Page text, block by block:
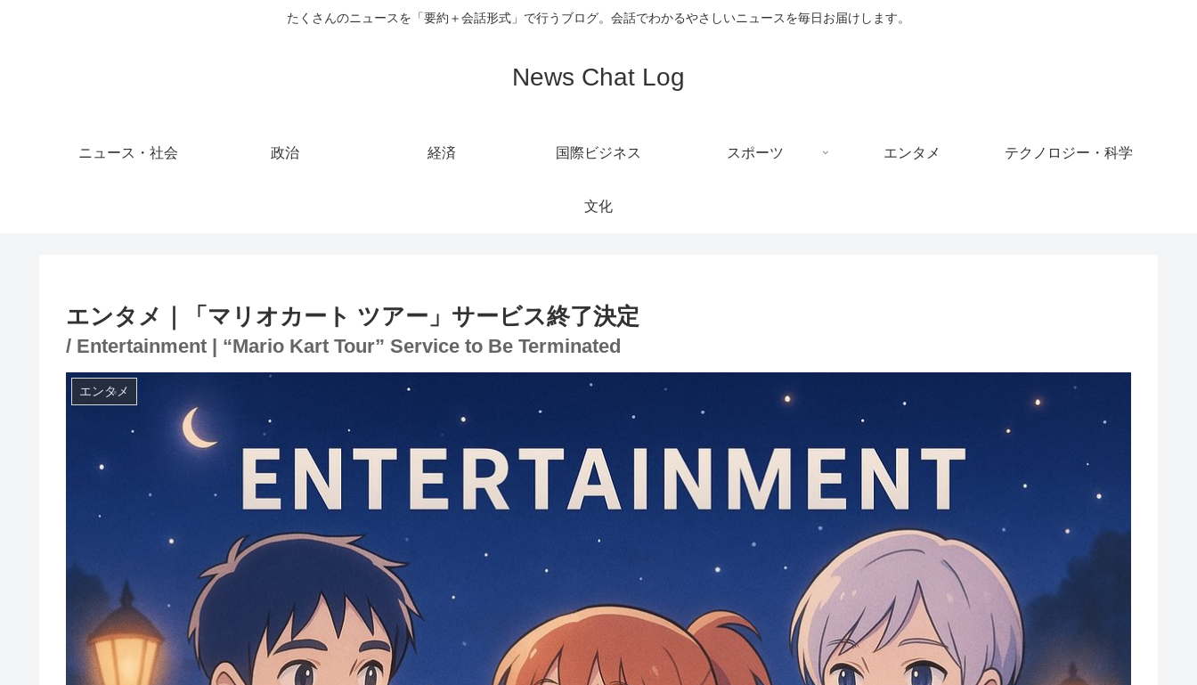
たくさんのニュースを「要約＋会話形式」で行うブログ。会話でわかるやさしいニュースを毎日お届けします。
News Chat Log
ニュース・社会 政治 経済 国際ビジネス スポーツ エンタメ テクノロジー・科学
文化
エンタメ｜「マリオカート ツアー」サービス終了決定
/ Entertainment | “Mario Kart Tour” Service to Be Terminated
エンタメ